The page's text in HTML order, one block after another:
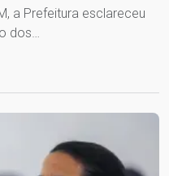
a Prefeitura esclareceu
dos…